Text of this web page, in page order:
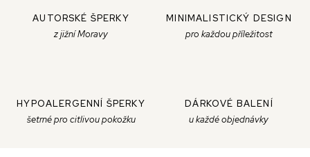
AUTORSKÉ ŠPERKY
z jižní Moravy
MINIMALISTICKÝ DESIGN
pro každou příležitost
HYPOALERGENNÍ ŠPERKY
šetrné pro citlivou pokožku
DÁRKOVÉ BALENÍ
u každé objednávky